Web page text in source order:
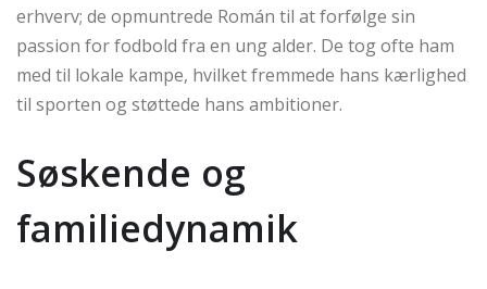
erhverv; de opmuntrede Román til at forfølge sin
passion for fodbold fra en ung alder. De tog ofte ham
med til lokale kampe, hvilket fremmede hans kærlighed
til sporten og støttede hans ambitioner.
Søskende og
familiedynamik